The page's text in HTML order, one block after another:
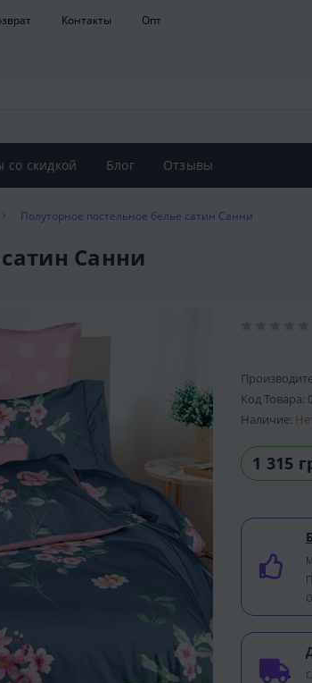
Контакты Опт
со скидкой Блог Отзывы
Полуторное постельное белье сатин Санни
Санни
Код Товара:
Наличие:
1 315